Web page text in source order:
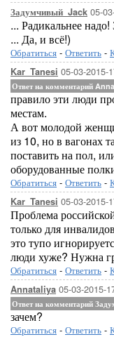
Задумчивый_Jack 05-
... Радикальнее
... Да, и всё!)
Обратиться - Ответить -
Kar_Tanesi 05-03-2015-
Ответ на комментарий
правило эти люди
местам.
А вот молодой
из 10, но в вагонах
поставить на пол,
оборудованные
Обратиться - Ответить -
Kar_Tanesi 05-03-2015-
Проблема
только для
это тупо
люди хуже? Нужна
Обратиться - Ответить -
Annataliya 05-03-2015-
Ответ на комментарий
зачем?
Обратиться - Ответить -